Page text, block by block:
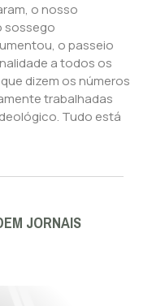
o nosso
sossego
o passeio
a todos os
dizem os números
trabalhadas
Tudo está
JORNAIS